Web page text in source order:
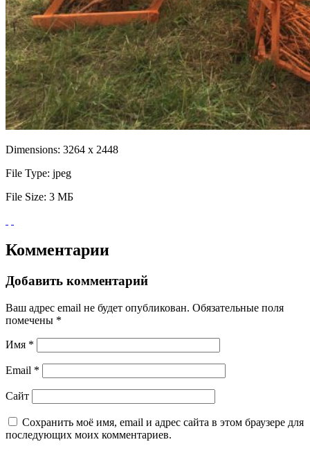
Dimensions: 3264 x 2448
File Type: jpeg
File Size: 3 МБ
Комментарии
Добавить комментарий
Ваш адрес email не будет опубликован. Обязательные поля
помечены *
Имя *
Email *
Сайт
Сохранить моё имя, email и адрес сайта в этом браузере для
последующих моих комментариев.